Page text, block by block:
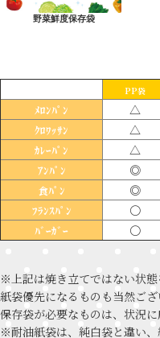
野菜鮮度保存袋
PP袋
ﾒﾛﾝﾊﾟﾝ △
ｸﾛﾜｯｻﾝ △
ｶﾚｰﾊﾟﾝ △
ｱﾝﾊﾟﾝ ◎
食ﾊﾟﾝ ◎
ﾌﾗﾝｽﾊﾟﾝ 〇
ﾊﾞｰｶﾞｰ 〇
※上記は焼き立てではない状態
紙袋優先になるものも当然ご
保存袋が必要なものは、状況
※耐油紙袋は、純白袋と違い